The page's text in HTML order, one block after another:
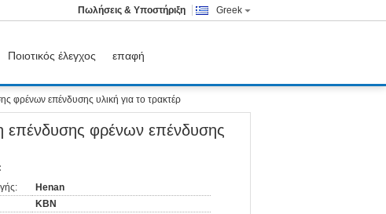
Greek
Πωλήσεις & Υποστήριξη
Ποιοτικός έλεγχος
επαφή
φρένων επένδυσης υλική για το τρακτέρ
επένδυσης φρένων επένδυσης
Henan
KBN